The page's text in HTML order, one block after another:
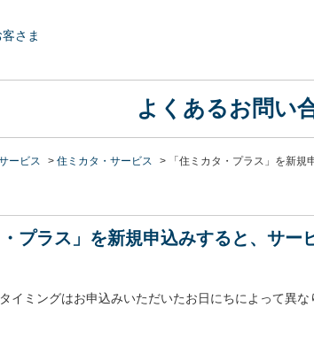
よくあるお問い
ービス > 住ミカタ・サービス >
「住ミカタ・プラス」を新
・プラス」を新規申込みすると、サー
イミングはお申込みいただいたお日にちによって異な